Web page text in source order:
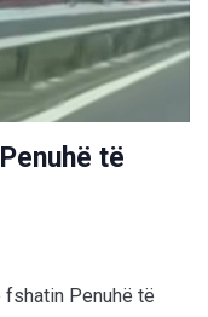
të
fshatin Penuhë të